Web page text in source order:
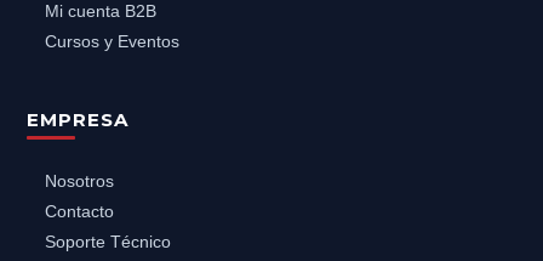
Mi cuenta B2B
Cursos y Eventos
EMPRESA
Nosotros
Contacto
Soporte Técnico